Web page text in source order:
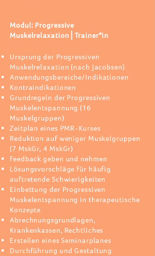
Modul: Progressive
Muskelrelaxation⎪Trainer*in
Ursprung der Progressiven
Muskelrelaxation (nach Jacobsen)
Anwendungsbereiche/Indikationen
Kontraindikationen
Grundregeln der Progressiven
Muskelentspannung (16
Muskelgruppen)
Zeitplan eines PMR-Kurses
Reduktion auf weniger Muskelgruppen
(7 MskGr, 4 MskGr)
Feedback geben und nehmen
Lösungsvorschläge für häufig
auftretende Schwierigkeiten
Einbettung der Progressiven
Muskelentspannung in therapeutische
Konzepte
Abrechnungsgrundlagen,
Krankenkassen, Rechtliches
Erstellen eines Seminarplanes
Durchführung und Gestaltung